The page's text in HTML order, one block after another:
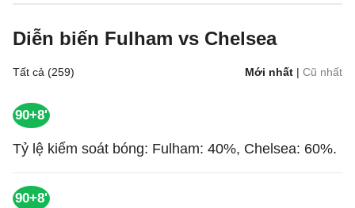
Diễn biến Fulham vs Chelsea
Tất cả (259) Mới nhất | Cũ nhất
90+8'
Tỷ lệ kiểm soát bóng: Fulham: 40%, Chelsea: 60%.
90+8'